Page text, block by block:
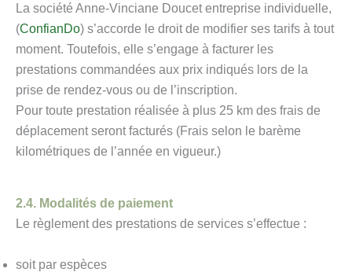
La société Anne-Vinciane Doucet entreprise individuelle,
(ConfianDo) s’accorde le droit de modifier ses tarifs à tout
moment. Toutefois, elle s’engage à facturer les
prestations commandées aux prix indiqués lors de la
prise de rendez-vous ou de l’inscription.
Pour toute prestation réalisée à plus 25 km des frais de
déplacement seront facturés (Frais selon le barème
kilométriques de l’année en vigueur.)
2.4. Modalités de paiement
Le règlement des prestations de services s’effectue :
soit par espèces